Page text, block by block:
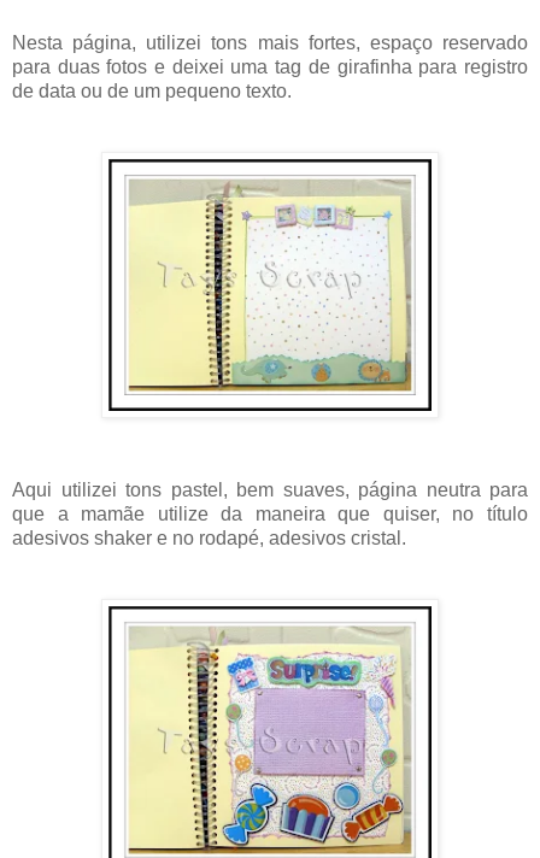
Nesta página, utilizei tons mais fortes, espaço reservado
para duas fotos e deixei uma tag de girafinha para registro
de data ou de um pequeno texto.
Aqui utilizei tons pastel, bem suaves, página neutra para
que a mamãe utilize da maneira que quiser, no título
adesivos shaker e no rodapé, adesivos cristal.